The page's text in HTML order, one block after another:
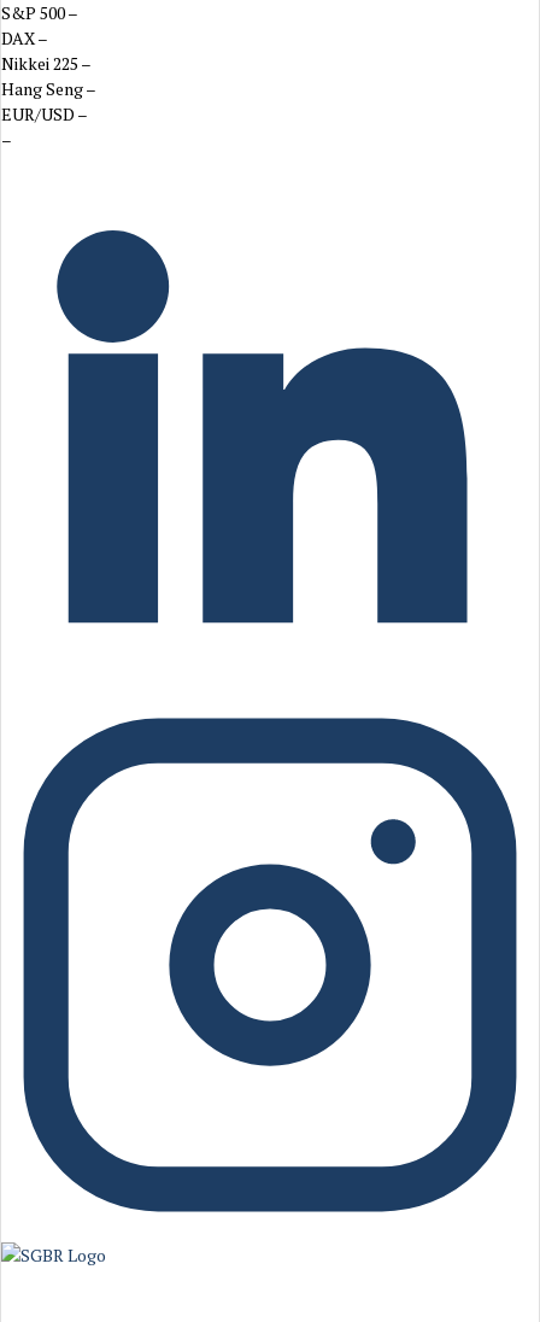
S&P 500–
DAX–
Nikkei 225 –
Hang Seng–
EUR/USD –
–